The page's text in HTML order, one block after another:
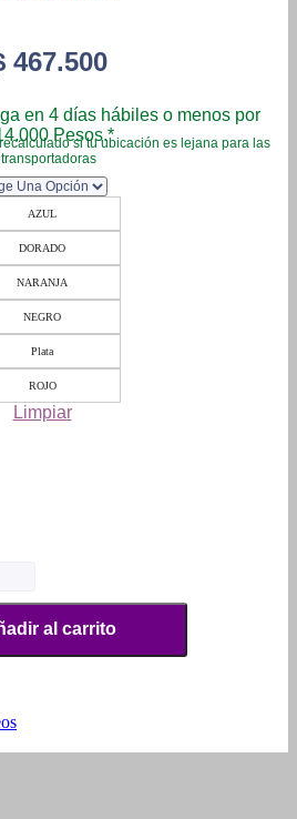
467.500
en 4 días hábiles o menos por
Pesos.*
si tu ubicación es lejana para las
transportadoras
AZUL
DORADO
NARANJA
NEGRO
Plata
ROJO
Limpiar
al carrito